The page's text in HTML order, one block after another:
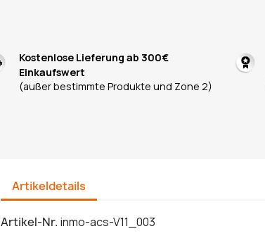
Kostenlose Lieferung ab 300€
Einkaufswert
(außer bestimmte Produkte und Zone 2)
Artikeldetails
Artikel-Nr. inmo-acs-V11_003